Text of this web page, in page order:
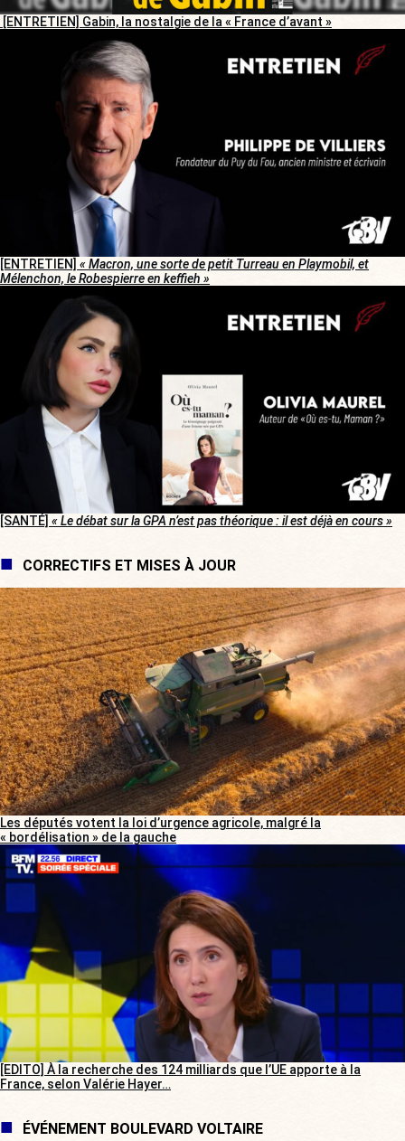
[ENTRETIEN] Gabin, la nostalgie de la « France d’avant »
[ENTRETIEN] « Macron, une sorte de petit Turreau en Playmobil, et
Mélenchon, le Robespierre en keffieh »
[SANTÉ] « Le débat sur la GPA n’est pas théorique : il est déjà en cours »
CORRECTIFS ET MISES À JOUR
Les députés votent la loi d’urgence agricole, malgré la
« bordélisation » de la gauche
[EDITO] À la recherche des 124 milliards que l’UE apporte à la
France, selon Valérie Hayer…
ÉVÉNEMENT BOULEVARD VOLTAIRE